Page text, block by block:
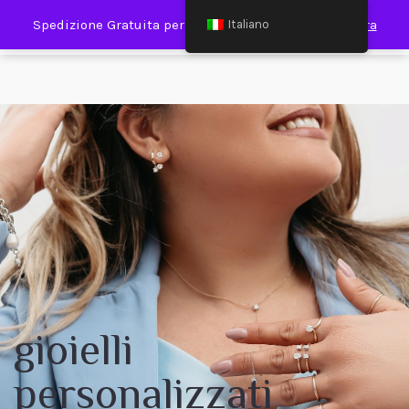
Spedizione Gratuita per Spesa Minima €120,00 Ignora
gioielli
Italiano